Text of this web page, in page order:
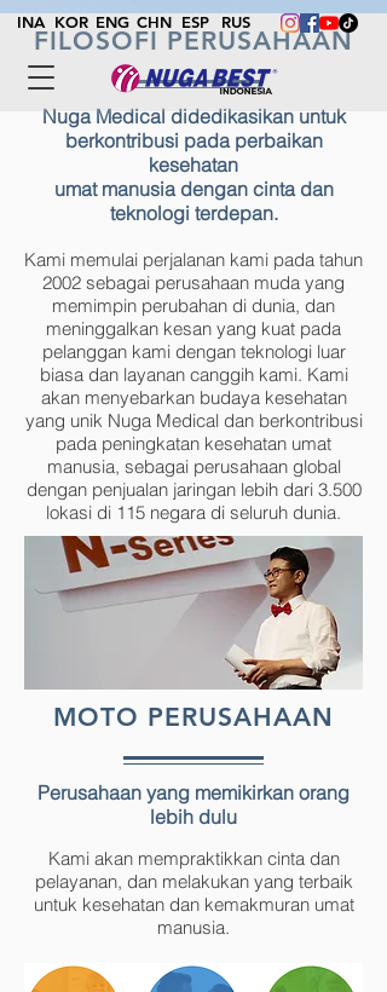
INA KOR ENG CHN ESP RUS
FILOSOFI PERUSAHAAN
Nuga Medical didedikasikan untuk
berkontribusi pada perbaikan
kesehatan
umat manusia dengan cinta dan
teknologi terdepan.
Kami memulai perjalanan kami pada tahun
2002 sebagai perusahaan muda yang
memimpin perubahan di dunia, dan
meninggalkan kesan yang kuat pada
pelanggan kami dengan teknologi luar
biasa dan layanan canggih kami. Kami
akan menyebarkan budaya kesehatan
yang unik Nuga Medical dan berkontribusi
pada peningkatan kesehatan umat
manusia, sebagai perusahaan global
dengan penjualan jaringan lebih dari 3.500
lokasi di 115 negara di seluruh dunia.
MOTO PERUSAHAAN
Perusahaan yang memikirkan orang
lebih dulu
Kami akan mempraktikkan cinta dan
pelayanan, dan melakukan yang terbaik
untuk kesehatan dan kemakmuran umat
manusia.